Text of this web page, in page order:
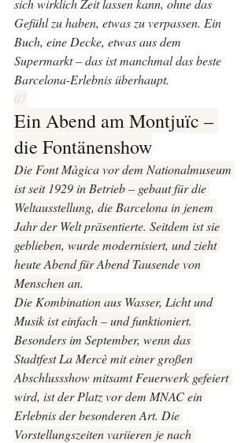
sich wirklich Zeit lassen kann, ohne das
Gefühl zu haben, etwas zu verpassen. Ein
Buch, eine Decke, etwas aus dem
Supermarkt – das ist manchmal das beste
Barcelona-Erlebnis überhaupt.
07
Ein Abend am Montjuïc –
die Fontänenshow
Die Font Màgica vor dem Nationalmuseum
ist seit 1929 in Betrieb – gebaut für die
Weltausstellung, die Barcelona in jenem
Jahr der Welt präsentierte. Seitdem ist sie
geblieben, wurde modernisiert, und zieht
heute Abend für Abend Tausende von
Menschen an.
Die Kombination aus Wasser, Licht und
Musik ist einfach – und funktioniert.
Besonders im September, wenn das
Stadtfest La Mercè mit einer großen
Abschlussshow mitsamt Feuerwerk gefeiert
wird, ist der Platz vor dem MNAC ein
Erlebnis der besonderen Art. Die
Vorstellungszeiten variieren je nach